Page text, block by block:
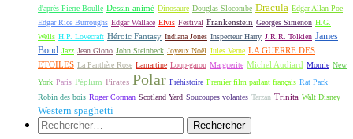
d'après Pierre Boulle Dessin animé Dinosaure Douglas Slocombe Dracula Edgar Allan Poe
Edgar Rice Burroughs Edgar Wallace Elvis Festival Frankenstein Georges Simenon H.G.
Wells H.P. Lovecraft Héroic Fantasy Indiana Jones Inspecteur Harry J.R.R. Tolkien James
Bond Jazz Jean Giono John Steinbeck Joyeux Noël Jules Verne LA GUERRE DES
ETOILES La Panthère Rose Lamartine Loup-garou Marguerite Michel Audiard Momie New
York Paris Péplum Pirates Polar Préhistoire Premier film parlant français Rat Pack
Robin des bois Roger Corman Scotland Yard Soucoupes volantes Tarzan Trinita Walt Disney
Western spaghetti
Rechercher :